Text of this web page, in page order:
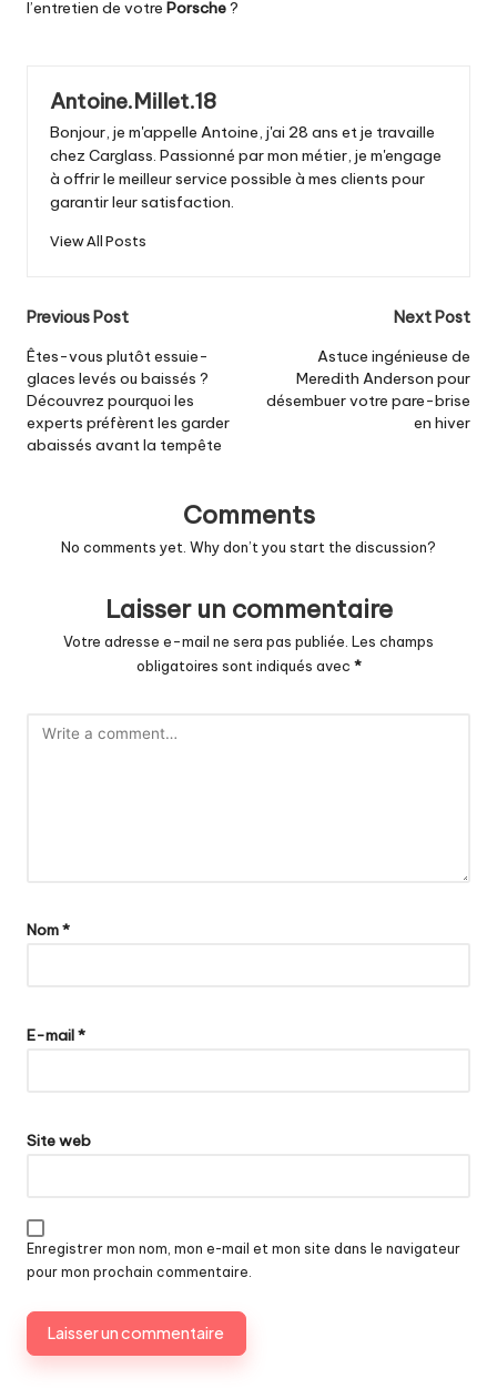
l’entretien de votre Porsche?
Antoine.Millet.18
Bonjour, je m'appelle Antoine, j'ai 28 ans et je travaille
chez Carglass. Passionné par mon métier, je m'engage
à offrir le meilleur service possible à mes clients pour
garantir leur satisfaction.
View All Posts
Post
navigation
Previous Post
Êtes-vous plutôt essuie-
glaces levés ou baissés ?
Découvrez pourquoi les
experts préfèrent les garder
abaissés avant la tempête
Next Post
Astuce ingénieuse de
Meredith Anderson pour
désembuer votre pare-brise
en hiver
Comments
No comments yet. Why don’t you start the discussion?
Laisser un commentaire
Votre adresse e-mail ne sera pas publiée. Les champs
obligatoires sont indiqués avec *
Nom*
E-mail*
Site web
Enregistrer mon nom, mon e-mail et mon site dans le navigateur
pour mon prochain commentaire.